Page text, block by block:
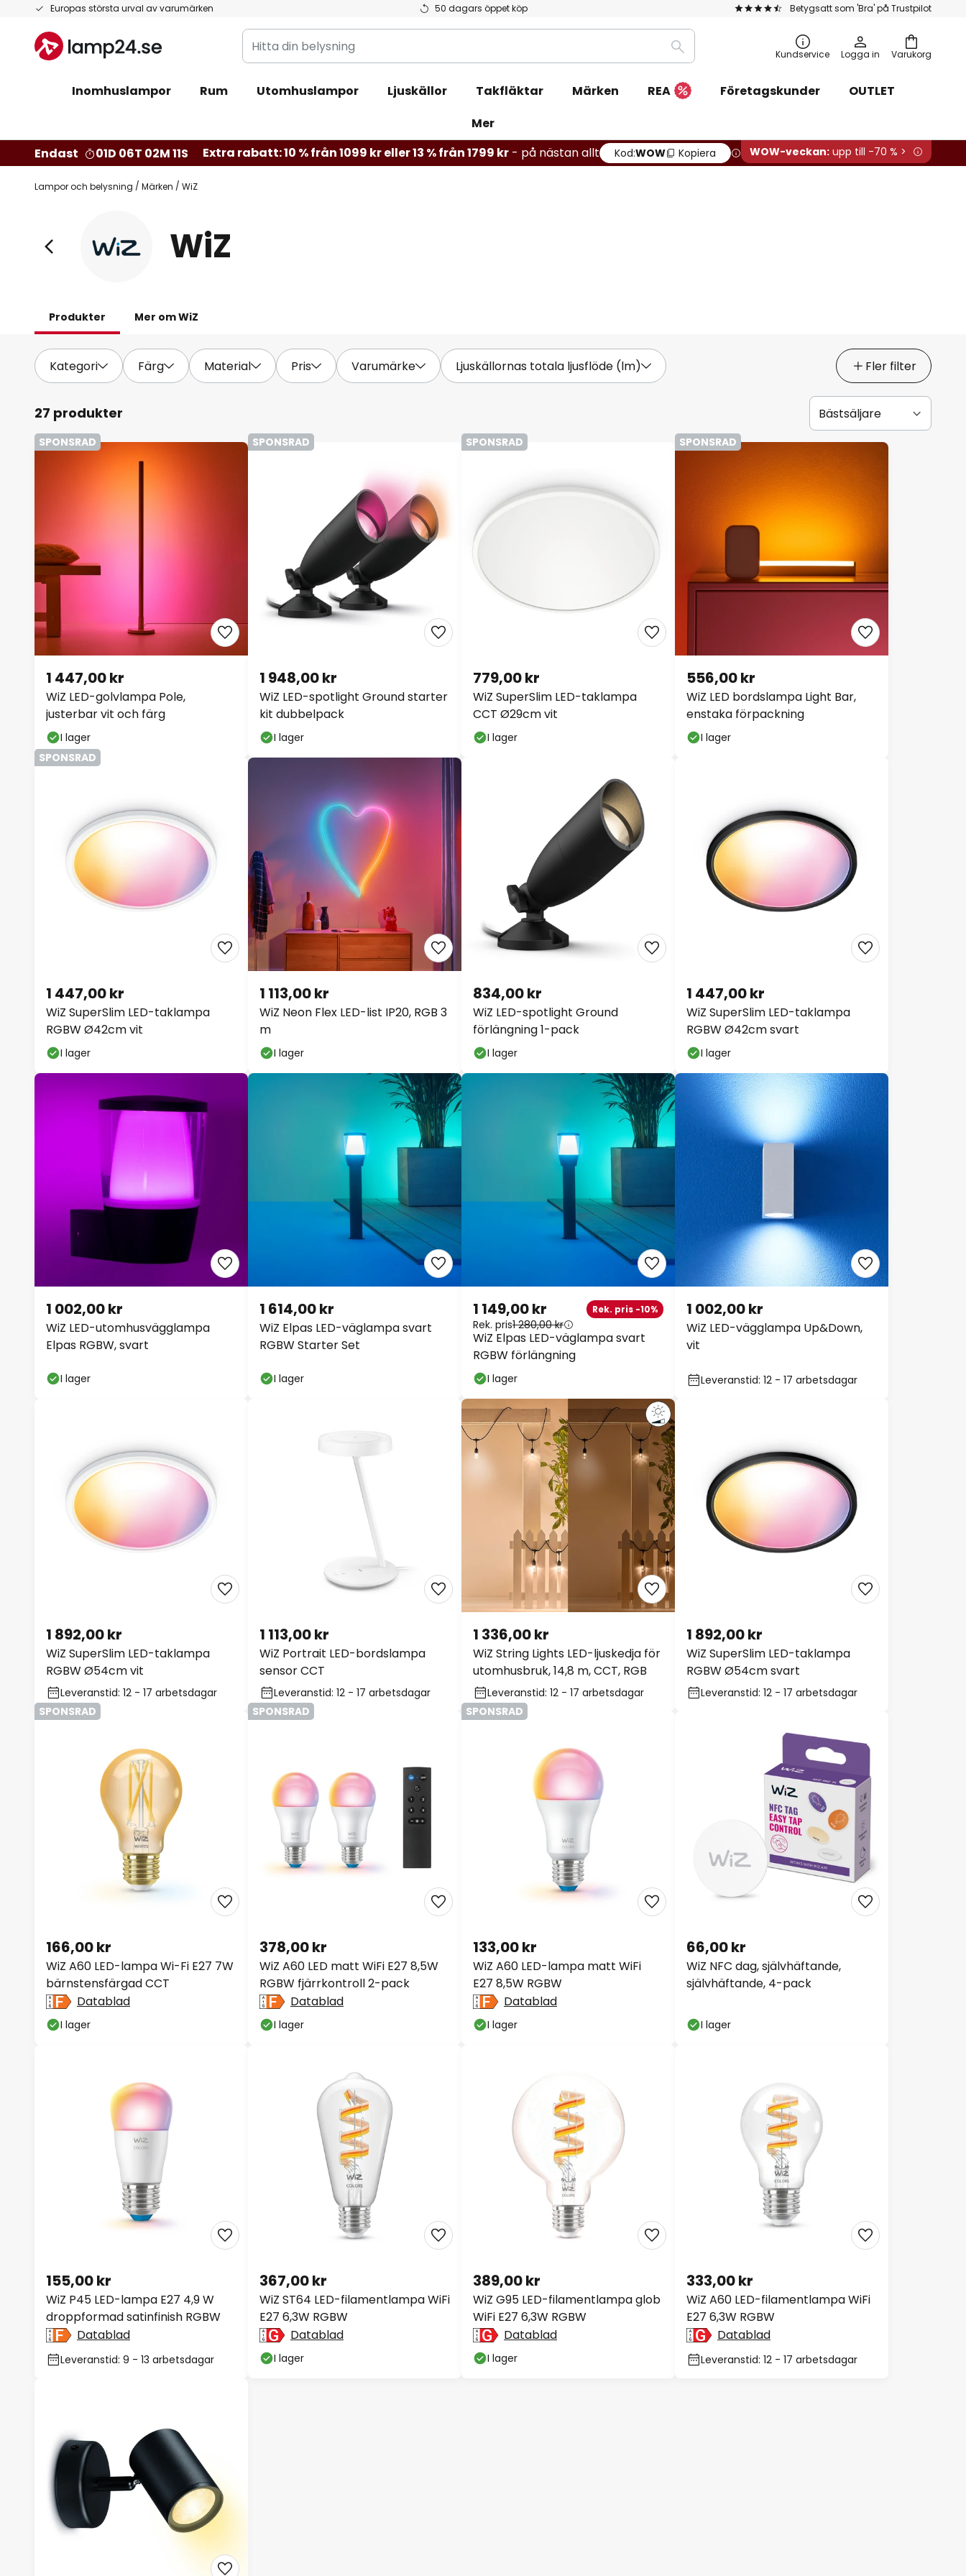
Europas största urval av varumärken 50 dagars öppet köp Betygsatt som 'Bra' på Trustpilot
Hoppa
innehållet
Varukorg
Hitta
din
Sök Kundservice Logga in
Inomhuslampor Rum Utomhuslampor Ljuskällor Takfläktar Märken REA Företagskunder
OUTLET
Mer
Endast
01D 06T 02M 09S Extra rabatt: 10 % från 1099 kr eller 13 % från 1799 kr - på nästan allt Kod:WOW Kopiera WOW-veckan: upp till -70 % >
Lampor och belysning Märken WiZ
WiZ
Produkter Mer om WiZ
Kategori Färg Material Pris Varumärke Ljuskällornas totala ljusflöde (lm) Fler filter
27 produkter
SPONSRAD
WiZ LED-golvlampa Pole,
justerbar vit och färg
1 447,00 kr
I lager
SPONSRAD
WiZ LED-spotlight Ground starter
kit dubbelpack
1 948,00 kr
I lager
SPONSRAD
WiZ SuperSlim LED-taklampa
CCT Ø29cm vit
779,00 kr
I lager
SPONSRAD
WiZ LED bordslampa Light Bar,
enstaka förpackning
556,00 kr
I lager
SPONSRAD
WiZ SuperSlim LED-taklampa
RGBW Ø42cm vit
1 447,00 kr
I lager
WiZ Neon Flex LED-list IP20, RGB 3
m
1 113,00 kr
I lager
WiZ LED-spotlight Ground
förlängning 1-pack
834,00 kr
I lager
WiZ SuperSlim LED-taklampa
RGBW Ø42cm svart
1 447,00 kr
I lager
WiZ LED-utomhusvägglampa
Elpas RGBW, svart
1 002,00 kr
I lager
WiZ Elpas LED-väglampa svart
RGBW Starter Set
1 614,00 kr
I lager
WiZ Elpas LED-väglampa svart
RGBW förlängning
1 149,00 kr Rek. pris -10%
Rek. pris1 280,00 kr
I lager
WiZ LED-vägglampa Up&Down,
vit
1 002,00 kr
Leveranstid: 12 - 17 arbetsdagar
WiZ SuperSlim LED-taklampa
RGBW Ø54cm vit
1 892,00 kr
Leveranstid: 12 - 17 arbetsdagar
WiZ Portrait LED-bordslampa
sensor CCT
1 113,00 kr
Leveranstid: 12 - 17 arbetsdagar
WiZ String Lights LED-ljuskedja för
utomhusbruk, 14,8 m, CCT, RGB
1 336,00 kr
Leveranstid: 12 - 17 arbetsdagar
WiZ SuperSlim LED-taklampa
RGBW Ø54cm svart
1 892,00 kr
Leveranstid: 12 - 17 arbetsdagar
SPONSRAD
WiZ A60 LED-lampa Wi-Fi E27 7W
bärnstensfärgad CCT
166,00 kr
Datablad
I lager
SPONSRAD
WiZ A60 LED matt WiFi E27 8,5W
RGBW fjärrkontroll 2-pack
378,00 kr
Datablad
I lager
SPONSRAD
WiZ A60 LED-lampa matt WiFi
E27 8,5W RGBW
133,00 kr
Datablad
I lager
WiZ NFC dag, självhäftande,
självhäftande, 4-pack
66,00 kr
I lager
WiZ P45 LED-lampa E27 4,9 W
droppformad satinfinish RGBW
155,00 kr
Datablad
Leveranstid: 9 - 13 arbetsdagar
WiZ ST64 LED-filamentlampa WiFi
E27 6,3W RGBW
367,00 kr
Datablad
I lager
WiZ G95 LED-filamentlampa glob
WiFi E27 6,3W RGBW
389,00 kr
Datablad
I lager
WiZ A60 LED-filamentlampa WiFi
E27 6,3W RGBW
333,00 kr
Datablad
Leveranstid: 12 - 17 arbetsdagar